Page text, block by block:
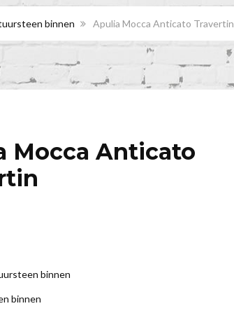
binnen Apulia Mocca Anticato Travertin
Mocca Anticato
binnen
binnen